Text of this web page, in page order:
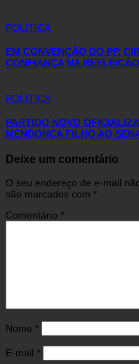
POLÍTICA
EM CONVENÇÃO DO PP,
CONFIANÇA NA
POLÍTICA
PARTIDO NOVO
MENDONÇA FILHO AO
Deixe um comentário
O seu endereço de e-mail
são marcados com *
Comentário *
Nome *
E-mail *